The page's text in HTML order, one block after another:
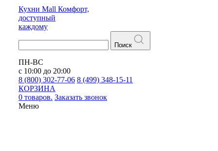
Кухни Mall Комфорт,
доступный
каждому
Поиск
ПН-ВС
с 10:00 до 20:00
8 (800) 302-77-06 8 (499) 348-15-11
КОРЗИНА
0 товаров. Заказать звонок
Меню